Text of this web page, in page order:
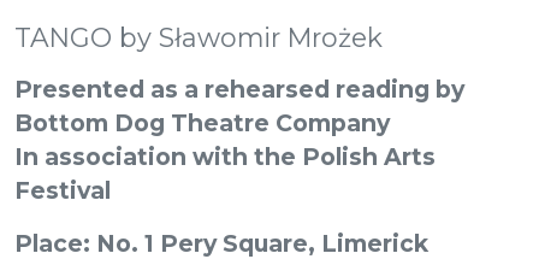
TANGO by Sławomir Mrożek
Presented as a rehearsed reading by
Bottom Dog Theatre Company
In association with the Polish Arts
Festival
Place: No. 1 Pery Square, Limerick